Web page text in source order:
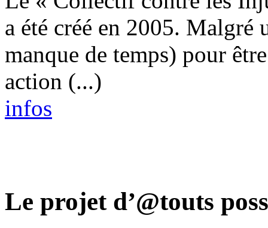
a été créé en 2005. Malgré
manque de temps) pour
action (...)
infos
Le projet d’@touts